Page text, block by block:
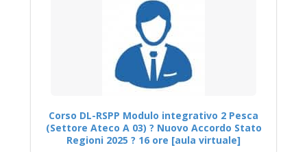
Corso DL-RSPP Modulo integrativo 2 Pesca
(Settore Ateco A 03) ? Nuovo Accordo Stato
Regioni 2025 ? 16 ore [aula virtuale]